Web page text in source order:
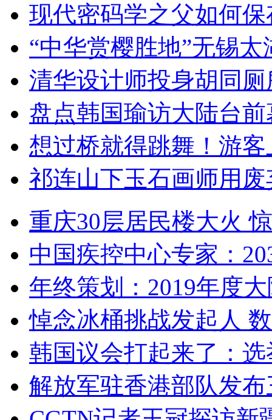
现代密码学之父如何
“中华赏樱胜地”无锡
清华设计师投身胡同
盘点韩国瑜访大陆台
想过桥就得跳舞！游客
祁连山下玉石画师用
重庆30层居民楼大火
中国疾控中心专家：
年终策划：2019年度
悼念冰桶挑战发起人
韩国议会打起来了：
解放军驻香港部队发